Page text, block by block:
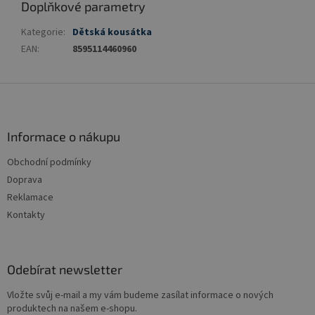
Doplňkové parametry
Kategorie: Dětská kousátka
EAN: 8595114460960
Informace o nákupu
Obchodní podmínky
Doprava
Reklamace
Kontakty
Odebírat newsletter
Vložte svůj e-mail a my vám budeme zasílat informace o nových
produktech na našem e-shopu.